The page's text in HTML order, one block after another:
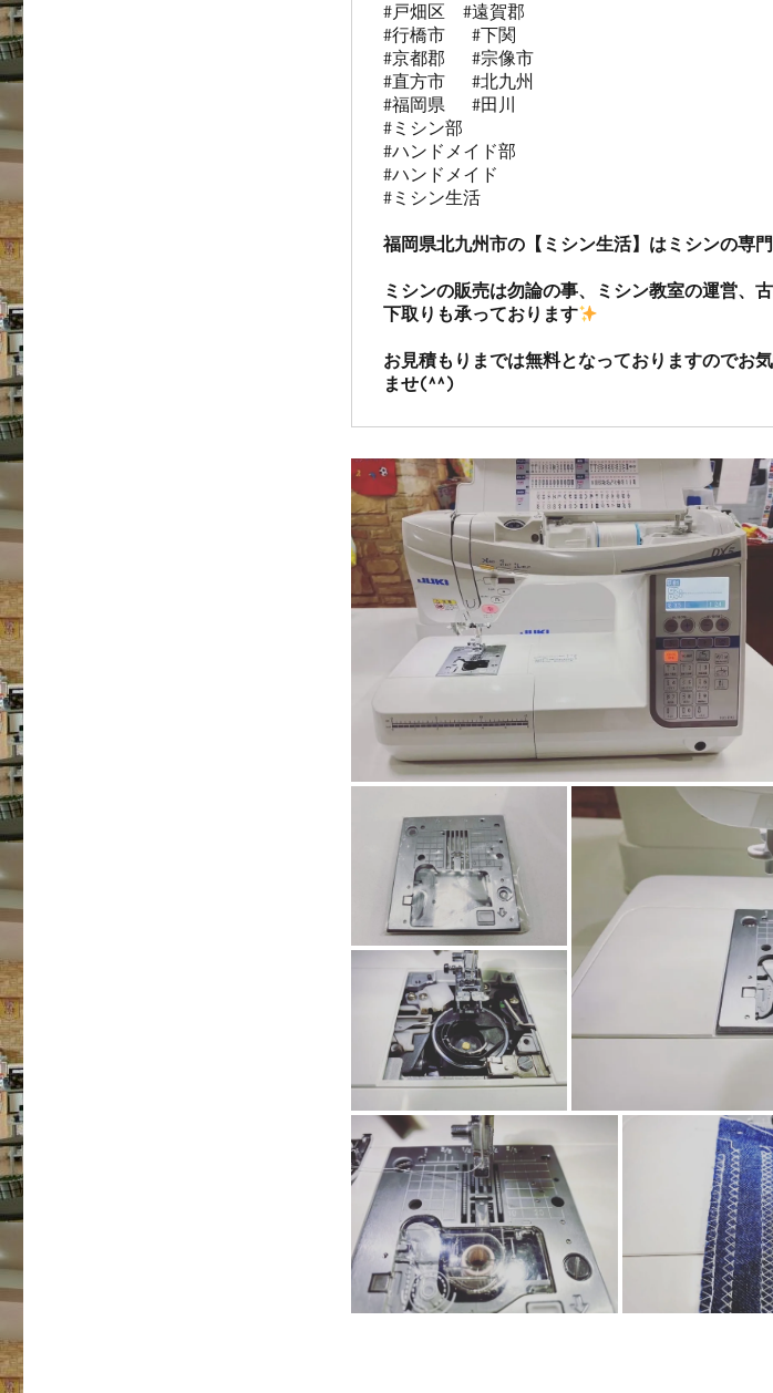
#戸畑区  #遠賀郡
#行橋市   #下関
#京都郡   #宗像市
#直方市   #北九州
#福岡県   #田川
#ミシン部
#ハンドメイド部
#ハンドメイド
#ミシン生活
福岡県北九州市の【ミシン生活】はミシンの専
ミシンの販売は勿論の事、ミシン教室の運営、
下取りも承っております
お見積もりまでは無料となっておりますのでお
ませ(^^)